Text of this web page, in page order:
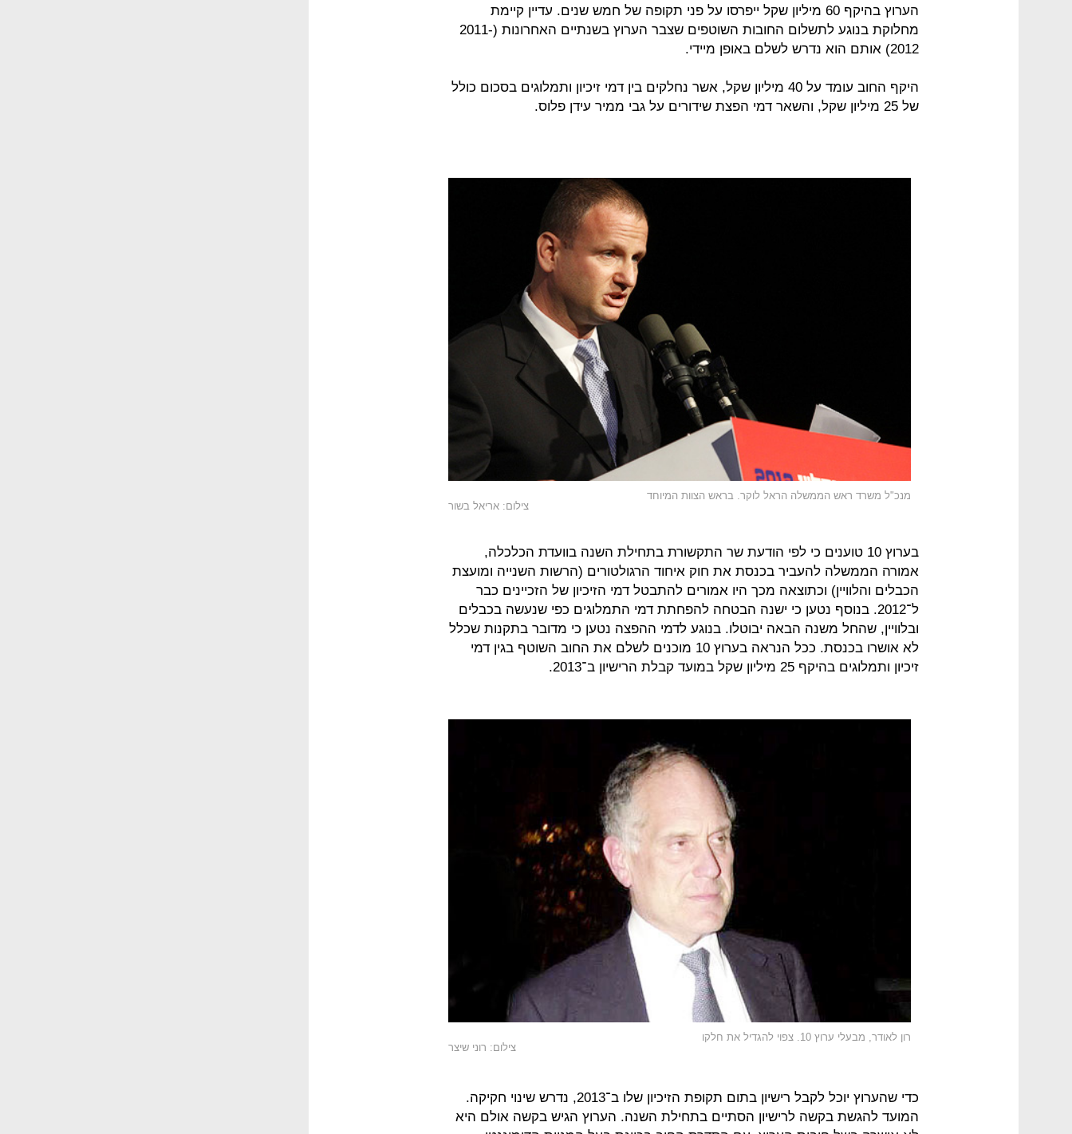
הערוץ בהיקף 60 מיליון שקל ייפרסו על פני תקופה של חמש שנים. עדיין קיימת
מחלוקת בנוגע לתשלום החובות השוטפים שצבר הערוץ בשנתיים האחרונות (2011-
2012) אותם הוא נדרש לשלם באופן מיידי.
היקף החוב עומד על 40 מיליון שקל, אשר נחלקים בין דמי זיכיון ותמלוגים בסכום כולל
של 25 מיליון שקל, והשאר דמי הפצת שידורים על גבי ממיר עידן פלוס.
מנכ"ל משרד ראש הממשלה הראל לוקר. בראש הצוות המיוחד
צילום: אריאל בשור
בערוץ 10 טוענים כי לפי הודעת שר התקשורת בתחילת השנה בוועדת הכלכלה,
אמורה הממשלה להעביר בכנסת את חוק איחוד הרגולטורים (הרשות השנייה ומועצת
הכבלים והלוויין) וכתוצאה מכך היו אמורים להתבטל דמי הזיכיון של הזכיינים כבר
ל־2012. בנוסף נטען כי ישנה הבטחה להפחתת דמי התמלוגים כפי שנעשה בכבלים
ובלוויין, שהחל משנה הבאה יבוטלו. בנוגע לדמי ההפצה נטען כי מדובר בתקנות שכלל
לא אושרו בכנסת. ככל הנראה בערוץ 10 מוכנים לשלם את החוב השוטף בגין דמי
זיכיון ותמלוגים בהיקף 25 מיליון שקל במועד קבלת הרישיון ב־2013.
רון לאודר, מבעלי ערוץ 10. צפוי להגדיל את חלקו
צילום: רוני שיצר
כדי שהערוץ יוכל לקבל רישיון בתום תקופת הזיכיון שלו ב־2013, נדרש שינוי חקיקה.
המועד להגשת בקשה לרישיון הסתיים בתחילת השנה. הערוץ הגיש בקשה אולם היא